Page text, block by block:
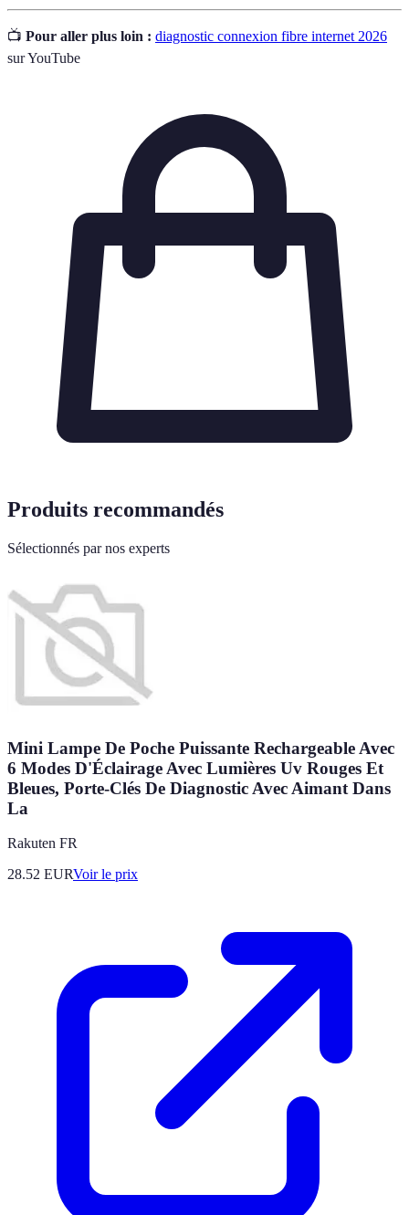
📺 Pour aller plus loin : diagnostic connexion fibre internet 2026
sur YouTube
Produits recommandés
Sélectionnés par nos experts
Mini Lampe De Poche Puissante Rechargeable Avec
6 Modes D'Éclairage Avec Lumières Uv Rouges Et
Bleues, Porte-Clés De Diagnostic Avec Aimant Dans
La
Rakuten FR
28.52 EURVoir le prix